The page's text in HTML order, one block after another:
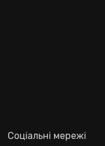
Соціальні мережі